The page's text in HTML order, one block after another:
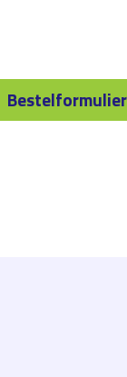
Bestelformulier